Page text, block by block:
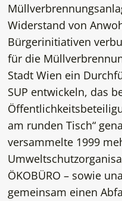
Widerstand von
Bürgerinitiativen
für die
Stadt Wien ein
SUP entwickeln, das
am runden Tisch“
versammelte 1999
ÖKOBÜRO – sowie
gemeinsam einen